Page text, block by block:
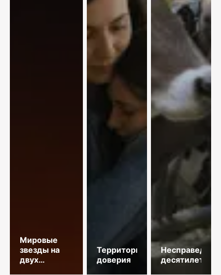
Мировые
звезды на
двух
Территория
доверия
десятилетий